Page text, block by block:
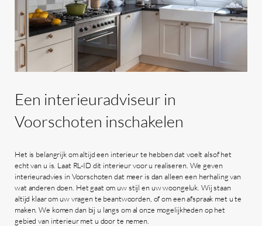
Een interieuradviseur in
Voorschoten inschakelen
Het is belangrijk om altijd een interieur te hebben dat voelt alsof het
echt van u is. Laat RL-ID dit interieur voor u realiseren. We geven
interieuradvies in Voorschoten dat meer is dan alleen een herhaling van
wat anderen doen. Het gaat om uw stijl en uw woongeluk. Wij staan
altijd klaar om uw vragen te beantwoorden, of om een afspraak met u te
maken. We komen dan bij u langs om al onze mogelijkheden op het
gebied van interieur met u door te nemen.